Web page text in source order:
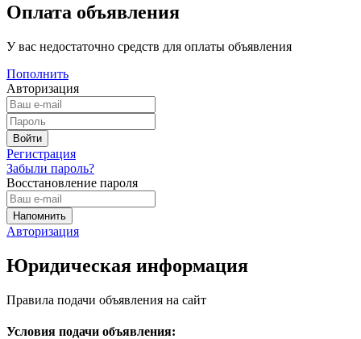
Оплата объявления
У вас недостаточно средств для оплаты объявления
Пополнить
Авторизация
Регистрация
Забыли пароль?
Восстановление пароля
Авторизация
Юридическая информация
Правила подачи объявления на сайт
Условия подачи объявления: